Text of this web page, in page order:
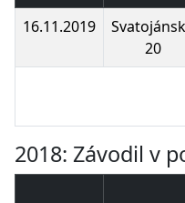
16.11.2019
20
2018: Závodil v